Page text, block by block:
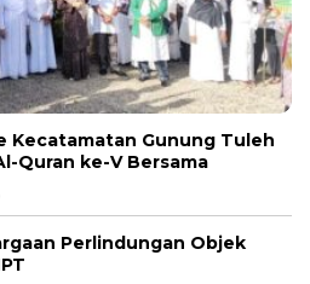
Kecatamatan Gunung Tuleh
Quran ke-V Bersama
Perlindungan Objek